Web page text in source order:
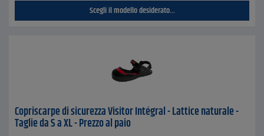
Scegli il modello desiderato...
Copriscarpe di sicurezza Visitor Intégral - Lattice naturale -
Taglie da S a XL - Prezzo al paio